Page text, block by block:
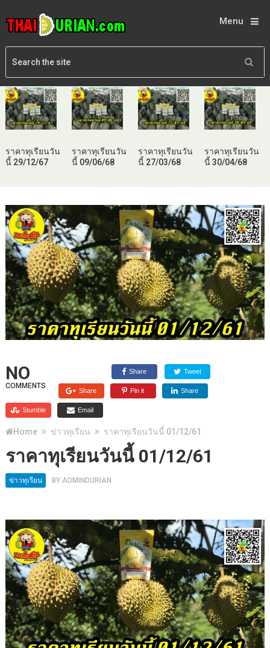
Menu
ราคาทุเรียนวัน
นี้ 29/12/67
ราคาทุเรียนวัน
นี้ 09/06/68
ราคาทุเรียนวัน
นี้ 27/03/68
ราคาทุเรียนวัน
นี้ 30/04/68
NO
COMMENTS
Share Tweet
Share Pin it Share
Stumble Email
Home ข่าวทุเรียน ราคาทุเรียนวันนี้ 01/12/61
ราคาทุเรียนวันนี้ 01/12/61
ข่าวทุเรียน BY ADMINDURIAN